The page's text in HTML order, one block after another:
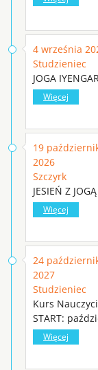
4 września
Studzieniec
JOGA
Więcej
19
2026
Szczyrk
JESIEŃ Z
Więcej
24
2027
Studzieniec
Kurs
START:
Więcej